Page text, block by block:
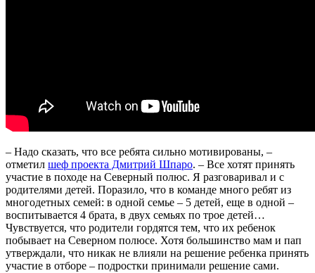
– Надо сказать, что все ребята сильно мотивированы, –
отметил шеф проекта Дмитрий Шпаро. – Все хотят принять
участие в походе на Северный полюс. Я разговаривал и с
родителями детей. Поразило, что в команде много ребят из
многодетных семей: в одной семье – 5 детей, еще в одной –
воспитывается 4 брата, в двух семьях по трое детей…
Чувствуется, что родители гордятся тем, что их ребенок
побывает на Северном полюсе. Хотя большинство мам и пап
утверждали, что никак не влияли на решение ребенка принять
участие в отборе – подростки принимали решение сами.